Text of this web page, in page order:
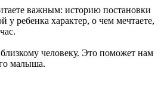
важным: историю постановки
у ребенка характер, о чем мечтаете,
человеку. Это поможет нам
малыша.